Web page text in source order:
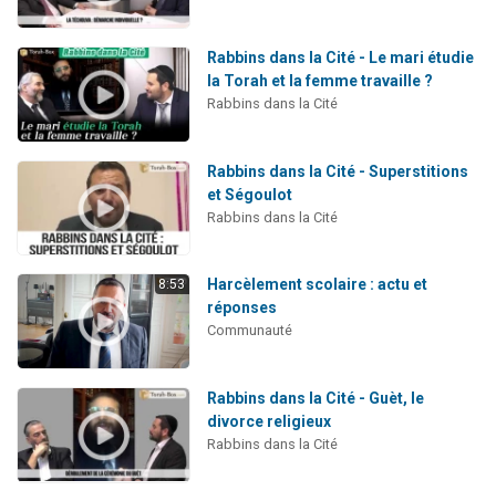
Rabbins dans la Cité - Le mari étudie
la Torah et la femme travaille ?
Rabbins dans la Cité
Rabbins dans la Cité - Superstitions
et Ségoulot
Rabbins dans la Cité
8:53
Harcèlement scolaire : actu et
réponses
Communauté
Rabbins dans la Cité - Guèt, le
divorce religieux
Rabbins dans la Cité